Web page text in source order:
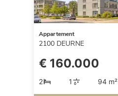
Appartement
2100 DEURNE
€ 160.000
2 1 94 m²